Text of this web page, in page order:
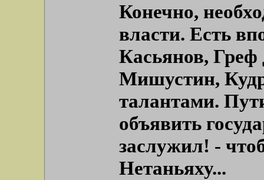
Конечно,
власти. Есть
Касьянов,
Мишустин,
талантами.
объявить
заслужил! -
Нетаньяху...